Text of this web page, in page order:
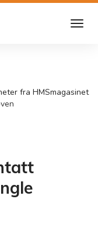
fra HMSmagasinet